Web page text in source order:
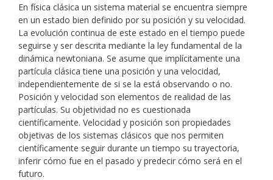
En física clásica un sistema material se encuentra siempre
en un estado bien definido por su posición y su velocidad.
La evolución continua de este estado en el tiempo puede
seguirse y ser descrita mediante la ley fundamental de la
dinámica newtoniana. Se asume que implícitamente una
partícula clásica tiene una posición y una velocidad,
independientemente de si se la está observando o no.
Posición y velocidad son elementos de realidad de las
partículas. Su objetividad no es cuestionada
científicamente. Velocidad y posición son propiedades
objetivas de los sistemas clásicos que nos permiten
científicamente seguir durante un tiempo su trayectoria,
inferir cómo fue en el pasado y predecir cómo será en el
futuro.